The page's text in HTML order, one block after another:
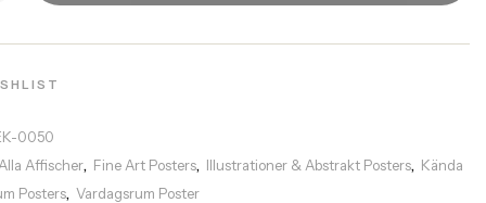
0050
Affischer, Fine Art Posters, Illustrationer & Abstrakt Posters, Kända
Posters, Vardagsrum Poster